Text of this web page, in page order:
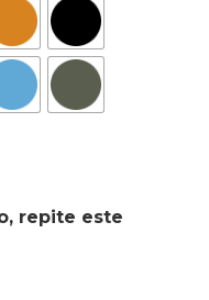
repite este